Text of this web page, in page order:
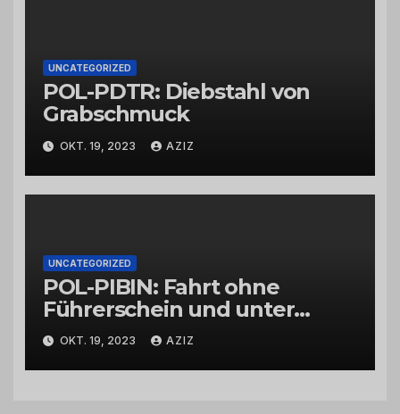
UNCATEGORIZED
POL-PDTR: Diebstahl von
Grabschmuck
OKT. 19, 2023 AZIZ
UNCATEGORIZED
POL-PIBIN: Fahrt ohne
Führerschein und unter
Einfluss von Drogen
OKT. 19, 2023 AZIZ